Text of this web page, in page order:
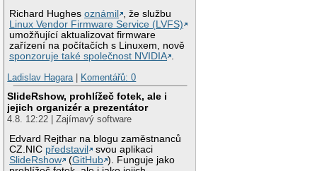
Richard Hughesoznámil
, že službu
Linux Vendor Firmware Service (LVFS)
umožňující aktualizovat firmware
zařízení na počítačích s Linuxem, nově
sponzoruje také společnost NVIDIA .
Ladislav Hagara| Komentářů: 0
SlideRshow, prohlížeč fotek, ale i
jejich organizér a prezentátor
4.8. 12:22 | Zajímavý software
Edvard Rejthar na blogu zaměstnanců
CZ.NIC představil
svou aplikaci
SlideRshow
(GitHub ). Funguje jako